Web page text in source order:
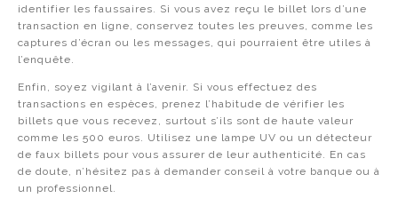
identifier les faussaires. Si vous avez reçu le billet lors d’une
transaction en ligne, conservez toutes les preuves, comme les
captures d’écran ou les messages, qui pourraient être utiles à
l’enquête.
Enfin, soyez vigilant à l’avenir. Si vous effectuez des
transactions en espèces, prenez l’habitude de vérifier les
billets que vous recevez, surtout s’ils sont de haute valeur
comme les 500 euros. Utilisez une lampe UV ou un détecteur
de faux billets pour vous assurer de leur authenticité. En cas
de doute, n’hésitez pas à demander conseil à votre banque ou à
un professionnel.